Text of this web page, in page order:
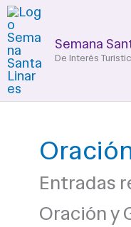
al
contenidoSemana
De Interés
Entradas
Oración y